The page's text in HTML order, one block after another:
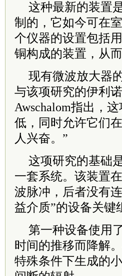
这种最新的装置
制的，它如今可在
个仪器的设置包括
铜构成的装置，从
现有微波放大器
与该项研究的伊利
Awschalom指出，
低，同时允许它们
人兴奋。”
这项研究的基础
一套系统。该装置
波脉冲，后者没有
益介质”的设备关键
第一种设备使用
时间的推移而降解
特殊条件下生成的